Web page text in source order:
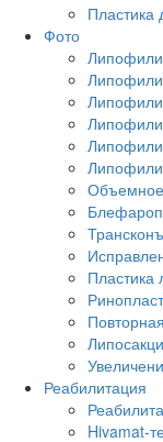
Пластика
Фото
Пластика
Реабилитация
Hivamat-